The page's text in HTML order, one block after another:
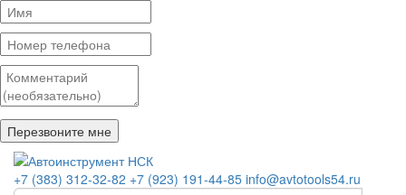
+7 (383) 312-32-82 +7 (923) 191-44-85 info@avtotools54.ru